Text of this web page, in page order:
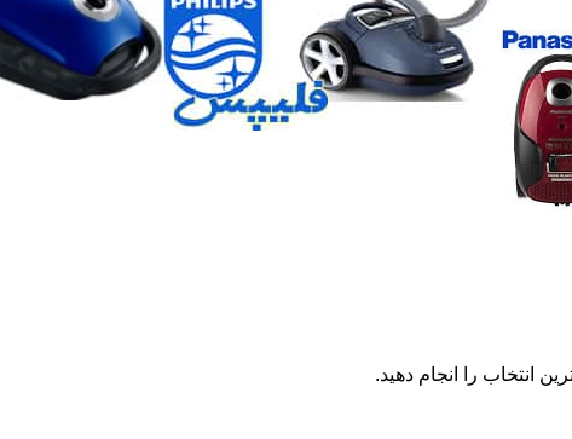
انتخاب را انجام دهید.